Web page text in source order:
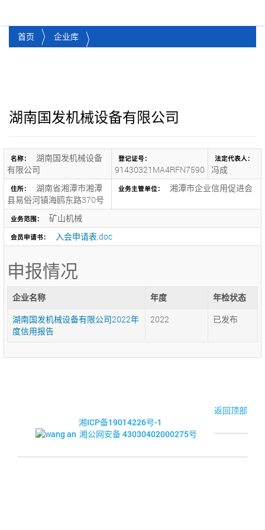
首页 企业库
湖南国发机械设备有限公司
名称：
湖南国发机械设备
有限公司
登记证号：
91430321MA4RFN7590
法定代表人：
冯成
住所：
湖南省湘潭市湘潭
县易俗河镇海鸥东路370号
业务主管单位： 湘潭市企业信用促进会
业务范围： 矿山机械
会员申请书： 入会申请表.doc
申报情况
企业名称 年度
年检状态
湖南国发机械设备有限公司2022年
度信用报告
2022 已发布
返回顶部
湘ICP备19014226号-1
湘公网安备 43030402000275号